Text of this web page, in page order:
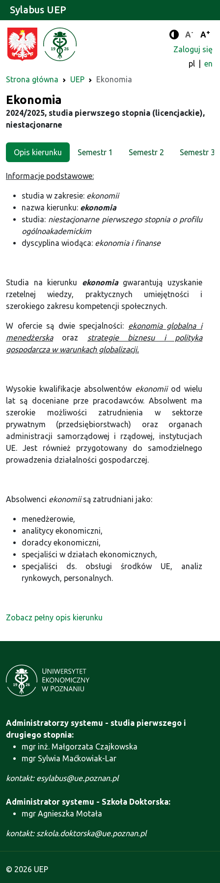
Tryb
A- A+
Zaloguj się
pl
en
Strona główna
UEP Ekonomia
Sylabus UEP
Kierunek
Ekonomia
2024/2025, studia pierwszego stopnia (licencjackie),
niestacjonarne
Opis kierunku Semestr 1 Semestr 2 Semestr 3
Informacje podstawowe:
studia w zakresie: ekonomii
nazwa kierunku: ekonomia
studia: niestacjonarne pierwszego stopnia o profilu
ogólnoakademickim
dyscyplina wiodąca: ekonomia i finanse
Studia na kierunku ekonomia gwarantują uzyskanie
rzetelnej wiedzy, praktycznych umiejętności i
szerokiego zakresu kompetencji społecznych.
W ofercie są dwie specjalności: ekonomia globalna i
menedżerskaoraz strategie biznesu i polityka
gospodarcza w warunkach globalizacji.
Wysokie kwalifikacje absolwentów ekonomii od wielu
lat są doceniane prze pracodawców. Absolwent ma
szerokie możliwości zatrudnienia w sektorze
prywatnym (przedsiębiorstwach) oraz organach
administracji samorządowej i rządowej, instytucjach
UE. Jest również przygotowany do samodzielnego
prowadzenia działalności gospodarczej.
Absolwenci ekonomiisą zatrudniani jako:
menedżerowie,
analitycy ekonomiczni,
doradcy ekonomiczni,
specjaliści w działach ekonomicznych,
specjaliści ds. obsługi środków UE, analiz
rynkowych, personalnych.
Zobacz pełny opis kierunku
Administratorzy systemu - studia pierwszego i
drugiego stopnia:
mgr inż. Małgorzata Czajkowska
mgr Sylwia Maćkowiak-Lar
kontakt: esylabus@ue.poznan.pl
Administrator systemu - Szkoła Doktorska:
mgr Agnieszka Motała
kontakt: szkola.doktorska@ue.poznan.pl
© 2026 UEP